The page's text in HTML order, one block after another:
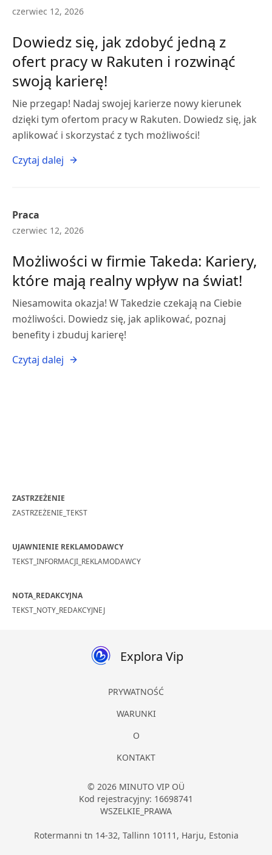
czerwiec 12, 2026
Dowiedz się, jak zdobyć jedną z
ofert pracy w Rakuten i rozwinąć
swoją karierę!
Nie przegap! Nadaj swojej karierze nowy kierunek
dzięki tym ofertom pracy w Rakuten. Dowiedz się, jak
aplikować i skorzystać z tych możliwości!
Czytaj dalej
Praca
czerwiec 12, 2026
Możliwości w firmie Takeda: Kariery,
które mają realny wpływ na świat!
Niesamowita okazja! W Takedzie czekają na Ciebie
możliwości. Dowiedz się, jak aplikować, poznaj
benefity i zbuduj karierę!
Czytaj dalej
ZASTRZEŻENIE
ZASTRZEŻENIE_TEKST
UJAWNIENIE REKLAMODAWCY
TEKST_INFORMACJI_REKLAMODAWCY
NOTA_REDAKCYJNA
TEKST_NOTY_REDAKCYJNEJ
Explora Vip
PRYWATNOŚĆ
WARUNKI
O
KONTAKT
© 2026 MINUTO VIP OÜ
Kod rejestracyjny: 16698741
WSZELKIE_PRAWA
Rotermanni tn 14-32, Tallinn 10111, Harju, Estonia